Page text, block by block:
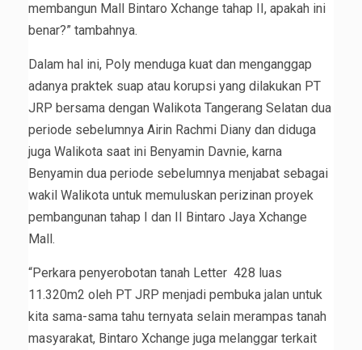
membangun Mall Bintaro Xchange tahap II, apakah ini
benar?” tambahnya.
Dalam hal ini, Poly menduga kuat dan menganggap
adanya praktek suap atau korupsi yang dilakukan PT
JRP bersama dengan Walikota Tangerang Selatan dua
periode sebelumnya Airin Rachmi Diany dan diduga
juga Walikota saat ini Benyamin Davnie, karna
Benyamin dua periode sebelumnya menjabat sebagai
wakil Walikota untuk memuluskan perizinan proyek
pembangunan tahap I dan II Bintaro Jaya Xchange
Mall.
“Perkara penyerobotan tanah Letter 428 luas
11.320m2 oleh PT JRP menjadi pembuka jalan untuk
kita sama-sama tahu ternyata selain merampas tanah
masyarakat, Bintaro Xchange juga melanggar terkait